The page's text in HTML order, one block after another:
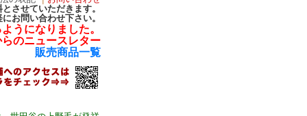
させていただきます。
お問い合わせ下さい。
うになりました。
のニュースレター
販売商品一覧